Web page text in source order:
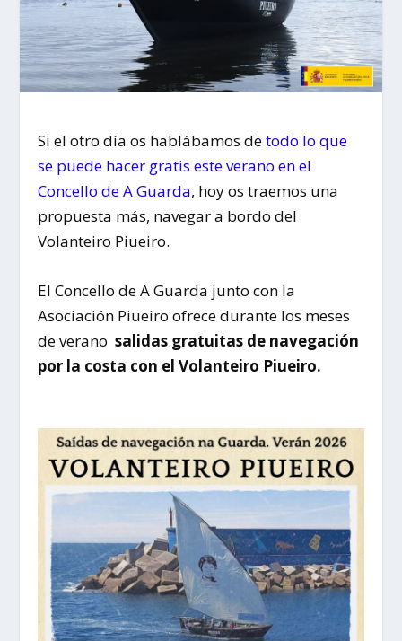
Si el otro día os hablábamos detodo lo que
se puede hacer gratis este verano en el
Concello de A Guarda, hoy os traemos una
propuesta más, navegar a bordo del
Volanteiro Piueiro.
El Concello de A Guarda junto con la
Asociación Piueiro ofrece durante los meses
de veranosalidas gratuitas de navegación
por la costa con el Volanteiro Piueiro.